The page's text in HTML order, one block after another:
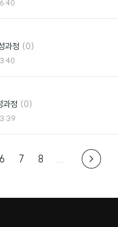
과정 댓
(0)
과정 댓
(0)
6 7 8